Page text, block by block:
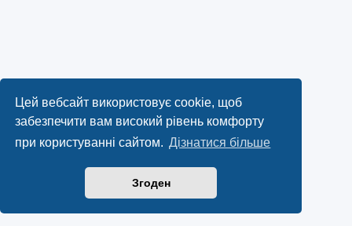
Цей вебсайт використовує cookie, щоб
забезпечити вам високий рівень комфорту
при користуванні сайтом. Дізнатися більше
Згоден